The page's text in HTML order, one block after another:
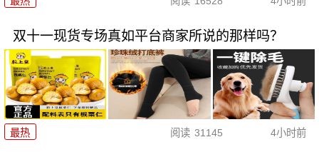
双十一现货专场真如平台商家所说的那样吗？
最热 阅读 31145 4小时前